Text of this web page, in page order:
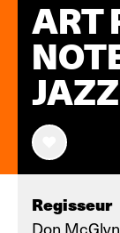
ART
Regisseur
Don